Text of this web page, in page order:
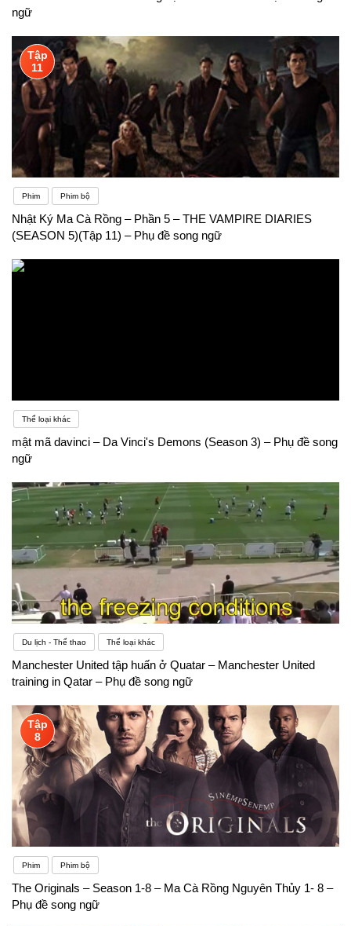
ngữ
Tập
11
Phim Phim bộ
Nhật Ký Ma Cà Rồng – Phần 5 – THE VAMPIRE DIARIES
(SEASON 5)(Tập 11) – Phụ đề song ngữ
Thể loại khác
mật mã davinci – Da Vinci's Demons (Season 3) – Phụ đề song
ngữ
Du lịch - Thể thao Thể loại khác
Manchester United tập huấn ở Quatar – Manchester United
training in Qatar – Phụ đề song ngữ
Tập
8
Phim Phim bộ
The Originals – Season 1-8 – Ma Cà Rồng Nguyên Thủy 1- 8 –
Phụ đề song ngữ